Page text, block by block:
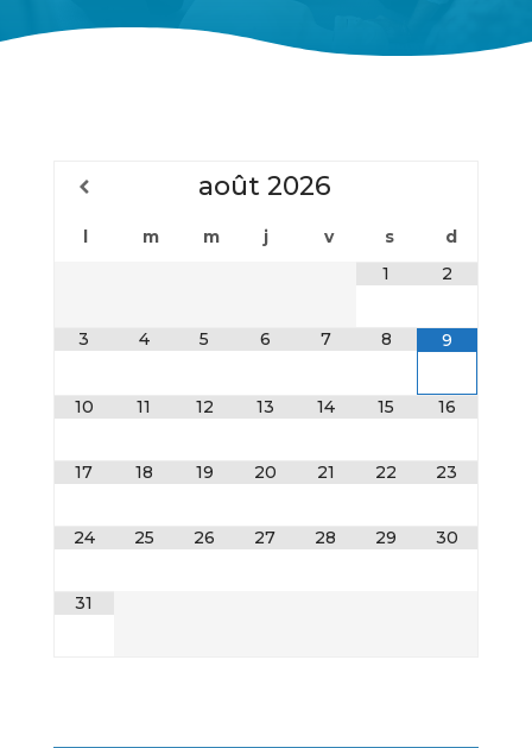
août 2026
l m m j v s
d
1
2
3 4 5 6 7 8 9
10 11 12 13 14 15 16
17 18 19 20 21 22 23
24 25 26 27 28 29 30
31